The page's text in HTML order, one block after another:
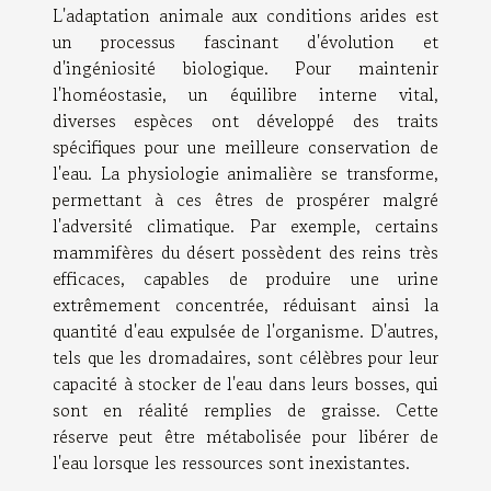
L'adaptation animale aux conditions arides est
un processus fascinant d'évolution et
d'ingéniosité biologique. Pour maintenir
l'homéostasie, un équilibre interne vital,
diverses espèces ont développé des traits
spécifiques pour une meilleure conservation de
l'eau. La physiologie animalière se transforme,
permettant à ces êtres de prospérer malgré
l'adversité climatique. Par exemple, certains
mammifères du désert possèdent des reins très
efficaces, capables de produire une urine
extrêmement concentrée, réduisant ainsi la
quantité d'eau expulsée de l'organisme. D'autres,
tels que les dromadaires, sont célèbres pour leur
capacité à stocker de l'eau dans leurs bosses, qui
sont en réalité remplies de graisse. Cette
réserve peut être métabolisée pour libérer de
l'eau lorsque les ressources sont inexistantes.